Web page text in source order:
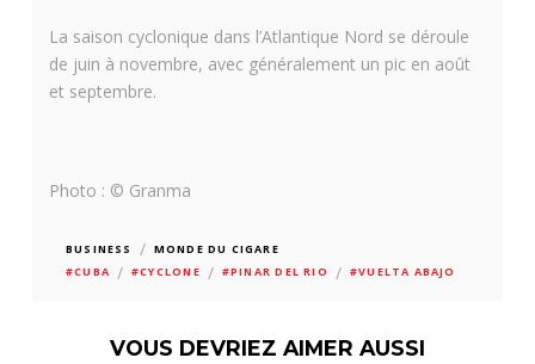
La saison cyclonique dans l’Atlantique Nord se déroule
de juin à novembre, avec généralement un pic en août
et septembre.
Photo : © Granma
BUSINESS / MONDE DU CIGARE
#CUBA / #CYCLONE / #PINAR DEL RIO / #VUELTA ABAJO
VOUS DEVRIEZ AIMER AUSSI